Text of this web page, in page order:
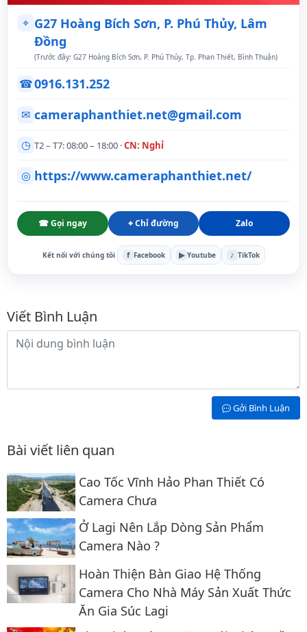
⌖ G27 Hoàng Bích Sơn, P. Phú Thủy, Lâm
Đồng
(Trước đây: G27 Hoàng Bích Sơn, P. Phú Thủy, Tp. Phan Thiết, Bình Thuận)
☎0916.131.252
✉ cameraphanthiet.net@gmail.com
◷ T2 – T7: 08:00 – 18:00 ·CN: Nghỉ
◎ https://www.cameraphanthiet.net/
☎ Gọi ngay ⌖ Chỉ đường Zalo
Kết nối với chúng tôi f Facebook ▶ Youtube ♪ TikTok
Bình luận
Viết Bình Luận
Nội dung bình luận
Gởi Bình Luận
Bài viết liên quan
Cao Tốc Vĩnh Hảo Phan Thiết Có
Camera Chưa
Ở Lagi Nên Lắp Dòng Sản Phẩm
Camera Nào ?
Hoàn Thiện Bàn Giao Hệ Thống
Camera Cho Nhà Máy Sản Xuất Thức
Ăn Gia Súc Lagi